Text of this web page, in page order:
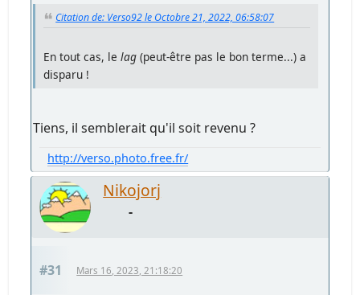
Citation de: Verso92 le Octobre 21, 2022, 06:58:07
En tout cas, lelag (peut-être pas le bon terme...) a
disparu !
Tiens, il semblerait qu'il soit revenu ?
http://verso.photo.free.fr/
Nikojorj
-
#31 Mars 16, 2023, 21:18:20